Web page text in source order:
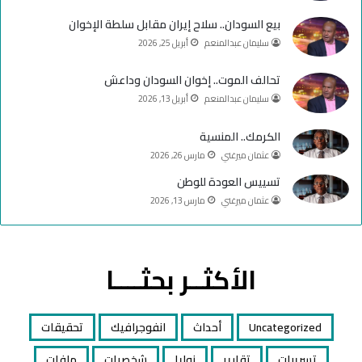
e
م
بيع السودان.. سلاح إيران مقابل سلطة الإخوان
سليمان عبدالمنعم أبريل 25, 2026
تحالف الموت.. إخوان السودان وداعش
سليمان عبدالمنعم أبريل 13, 2026
الكرمك.. المنسية
عثمان ميرغني مارس 26, 2026
تسييس العودة للوطن
عثمان ميرغني مارس 13, 2026
الأكثــر بحثــــا
Uncategorized أحداث انفوجرافيك
تحقيقات